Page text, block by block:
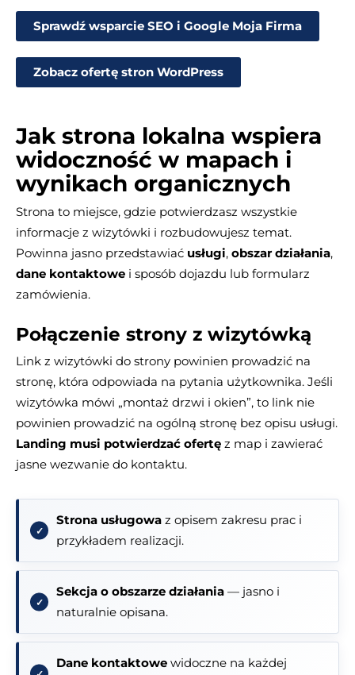
Sprawdź wsparcie SEO i Google Moja Firma
Zobacz ofertę stron WordPress
Jak strona lokalna wspiera
widoczność w mapach i
wynikach organicznych
Strona to miejsce, gdzie potwierdzasz wszystkie
informacje z wizytówki i rozbudowujesz temat.
Powinna jasno przedstawiać usługi, obszar działania,
dane kontaktowe i sposób dojazdu lub formularz
zamówienia.
Połączenie strony z wizytówką
Link z wizytówki do strony powinien prowadzić na
stronę, która odpowiada na pytania użytkownika. Jeśli
wizytówka mówi „montaż drzwi i okien”, to link nie
powinien prowadzić na ogólną stronę bez opisu usługi.
Landing musi potwierdzać ofertę z map i zawierać
jasne wezwanie do kontaktu.
Strona usługowa z opisem zakresu prac i
przykładem realizacji.
Sekcja o obszarze działania — jasno i
naturalnie opisana.
Dane kontaktowe widoczne na każdej